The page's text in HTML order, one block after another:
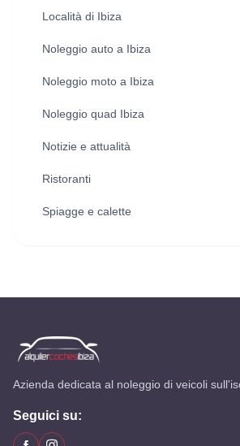
Località di Ibiza
Noleggio auto a Ibiza
Noleggio moto a Ibiza
Noleggio quad Ibiza
Notizie e attualità
Ristoranti
Spiagge e calette
Azienda dedicata al noleggio di veicoli
Seguici su: